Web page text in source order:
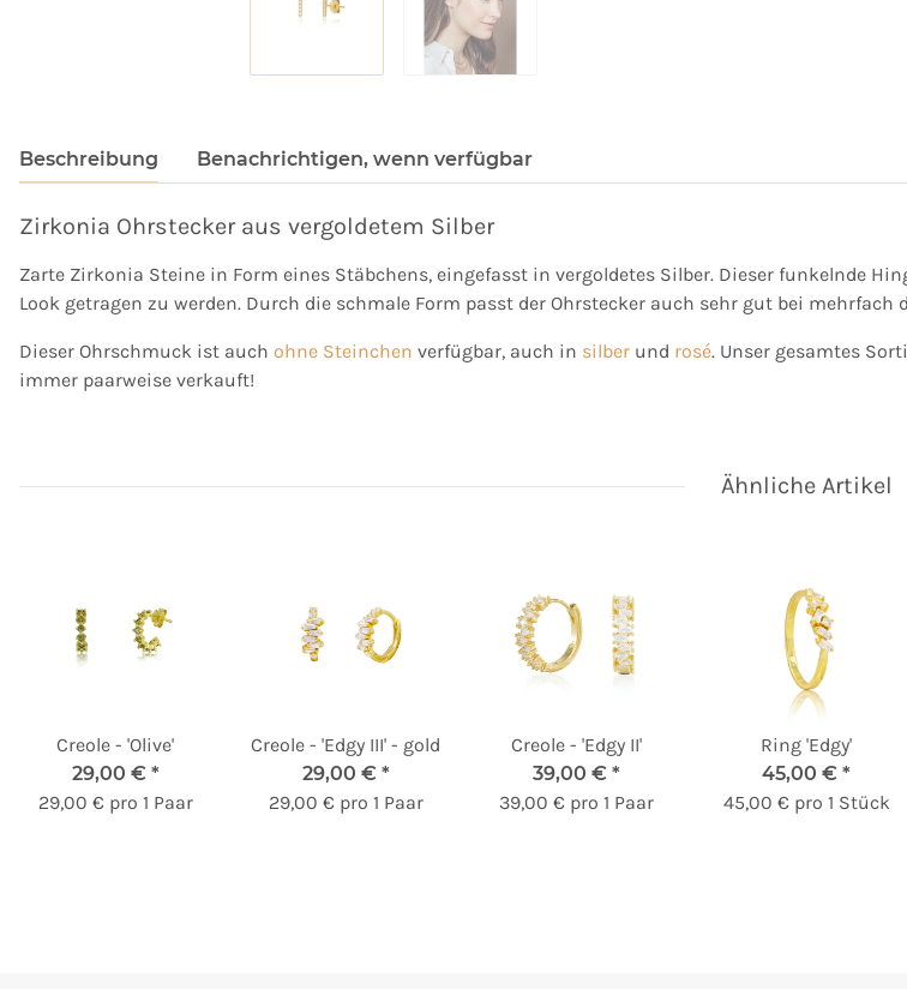
Beschreibung Benachrichtigen, wenn verfügbar
Zirkonia Ohrstecker aus vergoldetem Silber
Zarte Zirkonia Steine in Form eines Stäbchens, eingefasst in vergoldetes Silber. Dieser funkelnde
Look getragen zu werden. Durch die schmale Form passt der Ohrstecker auch sehr gut bei mehrfach
Dieser Ohrschmuck ist auch ohne Steinchen verfügbar, auch in silber und rosé. Unser gesamtes
immer paarweise verkauft!
Ähnliche Artikel
Creole - 'Olive'
29,00 € *
29,00 € pro 1 Paar
Creole - 'Edgy III' - gold
29,00 € *
29,00 € pro 1 Paar
Creole - 'Edgy II'
39,00 € *
39,00 € pro 1 Paar
Ring 'Edgy'
45,00 € *
45,00 € pro 1 Stück